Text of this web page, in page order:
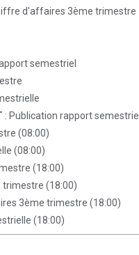
d'affaires 3ème trimestre
semestriel
: Publication rapport semestriel
(08:00)
(08:00)
(18:00)
(18:00)
3ème trimestre (18:00)
(18:00)